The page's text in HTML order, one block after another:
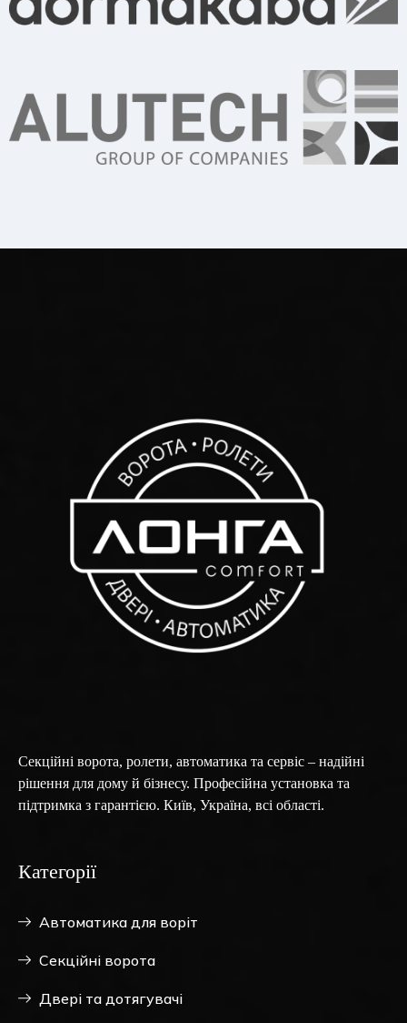
Секційні ворота, ролети, автоматика та сервіс – надійні
рішення для дому й бізнесу. Професійна установка та
підтримка з гарантією. Київ, Україна, всі області.
Категорії
Автоматика для воріт
Секційні ворота
Двері та дотягувачі